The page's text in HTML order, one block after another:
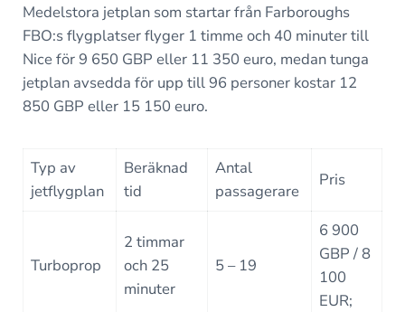
Medelstora jetplan som startar från Farboroughs
FBO:s flygplatser flyger 1 timme och 40 minuter till
Nice för 9 650 GBP eller 11 350 euro, medan tunga
jetplan avsedda för upp till 96 personer kostar 12
850 GBP eller 15 150 euro.
Typ av
jetflygplan
Beräknad
tid
Antal
passagerare
Pris
Turboprop
2 timmar
och 25
minuter
5 – 19
6 900
GBP / 8
100
EUR;